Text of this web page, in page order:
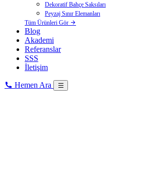
Dekoratif Bahçe Saksıları
Peyzaj Sınır Elemanları
Tüm Ürünleri Gör
Blog
Akademi
Referanslar
SSS
İletişim
Hemen Ara